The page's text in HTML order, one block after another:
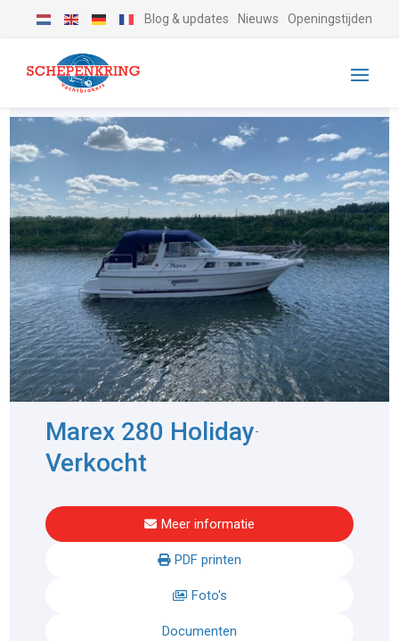
Blog & updates Nieuws Openingstijden
Marex 280 Holiday-
Verkocht
Meer informatie
PDF printen
Foto's
Documenten